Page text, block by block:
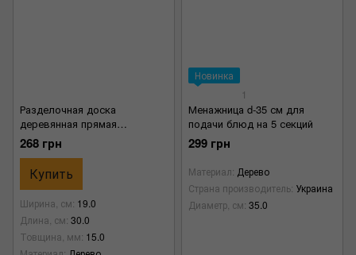
Разделочная доска
деревянная прямая
30×19×1,5 см с дубовыми
вставками
268 грн
Купить
Ширина, см 19.0
Длина, см 30.0
Товщина, мм 15.0
Новинка
1
Менажница d-35 см для
подачи блюд на 5 секций
299 грн
Материал Дерево
Страна производитель Украина
Диаметр, см 35.0